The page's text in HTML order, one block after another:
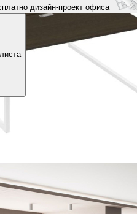
дизайн-проект офиса